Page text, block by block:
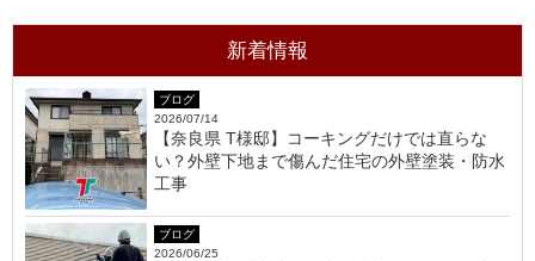
新着情報
ブログ
2026/07/14
【奈良県 T様邸】コーキングだけでは直らな
い？外壁下地まで傷んだ住宅の外壁塗装・防水
工事
ブログ
2026/06/25